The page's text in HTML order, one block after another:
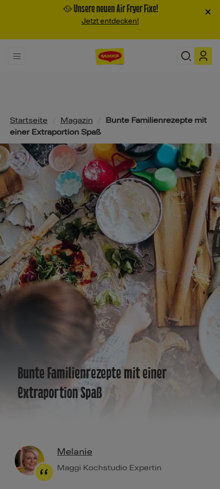
🥘 Unsere neuen Air Fryer Fixe!
Jetzt entdecken!
×
Pfadnavigation
Startseite Magazin
Bunte Familienrezepte mit
einer Extraportion Spaß
Bunte Familienrezepte mit einer
Extraportion Spaß
Melanie
Maggi Kochstudio Expertin